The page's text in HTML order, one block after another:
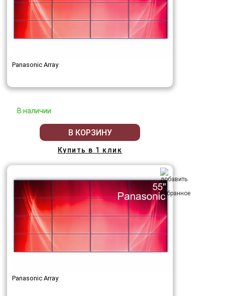
Panasonic Array
В наличии
В КОРЗИНУ
Купить в 1 клик
Panasonic Array